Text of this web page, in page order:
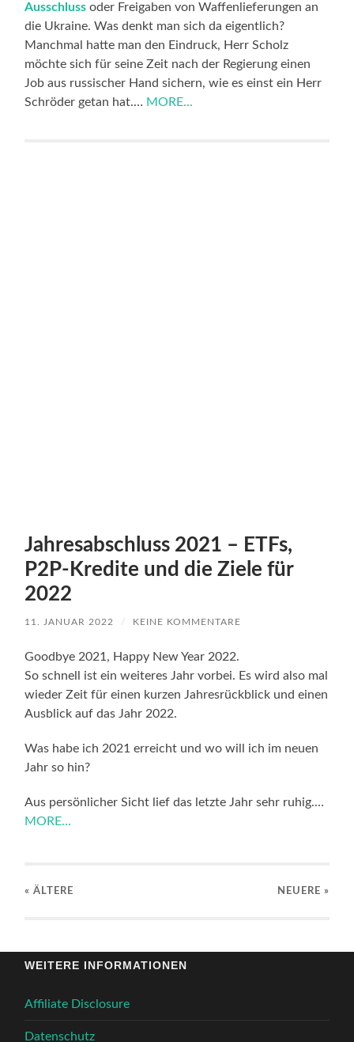
Ausschlussoder Freigaben von Waffenlieferungen an
die Ukraine. Was denkt man sich da eigentlich?
Manchmal hatte man den Eindruck, Herr Scholz
möchte sich für seine Zeit nach der Regierung einen
Job aus russischer Hand sichern, wie es einst ein Herr
Schröder getan hat.… MORE...
Jahresabschluss 2021 – ETFs,
P2P-Kredite und die Ziele für
2022
11. JANUAR 2022 / KEINE KOMMENTARE
Goodbye 2021, Happy New Year 2022.
So schnell ist ein weiteres Jahr vorbei. Es wird also mal
wieder Zeit für einen kurzen Jahresrückblick und einen
Ausblick auf das Jahr 2022.
Was habe ich 2021 erreicht und wo will ich im neuen
Jahr so hin?
Aus persönlicher Sicht lief das letzte Jahr sehr ruhig.…
MORE...
« ÄLTERE NEUERE »
WEITERE INFORMATIONEN
Affiliate Disclosure
Datenschutz